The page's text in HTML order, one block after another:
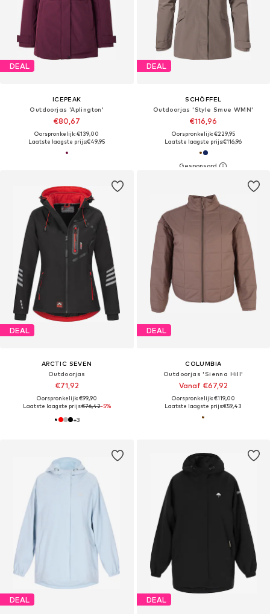
DEAL
ICEPEAK
Outdoorjas 'Aplington'
€80,67
Oorspronkelijk: €139,00
Laatste laagste prijs:€49,95
DEAL
SCHÖFFEL
Outdoorjas 'Style Smue WMN'
€116,96
Oorspronkelijk: €229,95
Laatste laagste prijs:€116,96
DEAL
ARCTIC SEVEN
Outdoorjas
€71,92
Oorspronkelijk: €99,90
Laatste laagste prijs:€76,42-5%
+3
DEAL
COLUMBIA
Outdoorjas 'Sienna Hill'
Vanaf €67,92
Oorspronkelijk: €119,00
Laatste laagste prijs:€59,43
DEAL DEAL